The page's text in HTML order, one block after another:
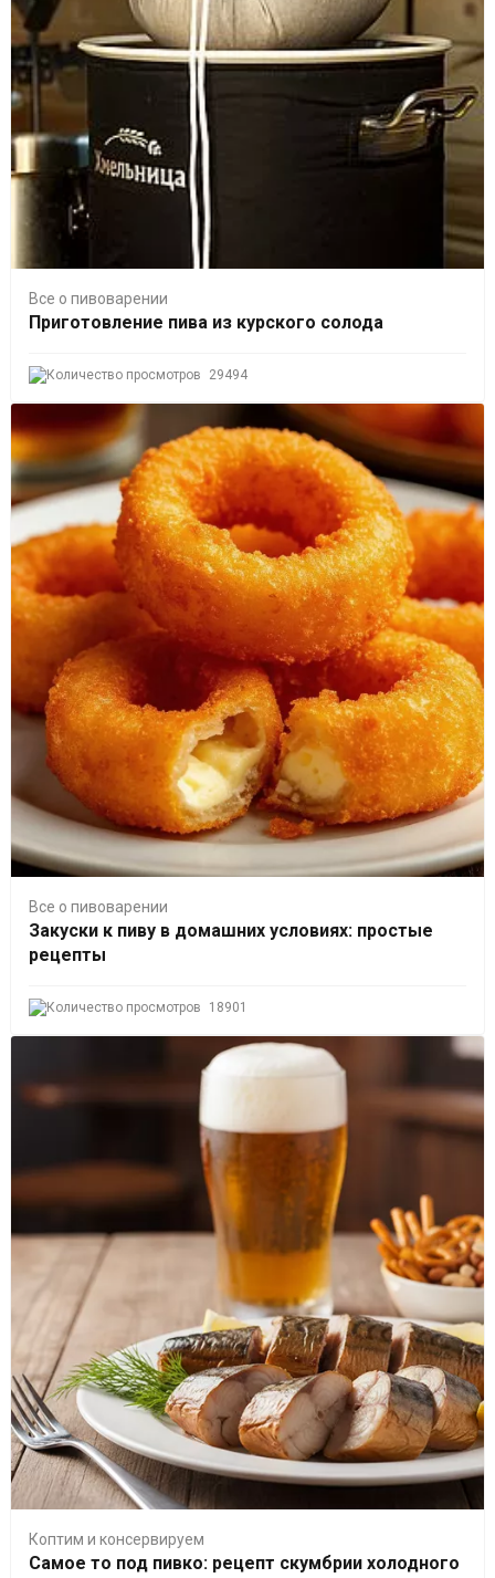
Все о пивоварении
Приготовление пива из курского солода
29494
Все о пивоварении
Закуски к пиву в домашних условиях: простые
рецепты
18901
Коптим и консервируем
Самое то под пивко: рецепт скумбрии холодного